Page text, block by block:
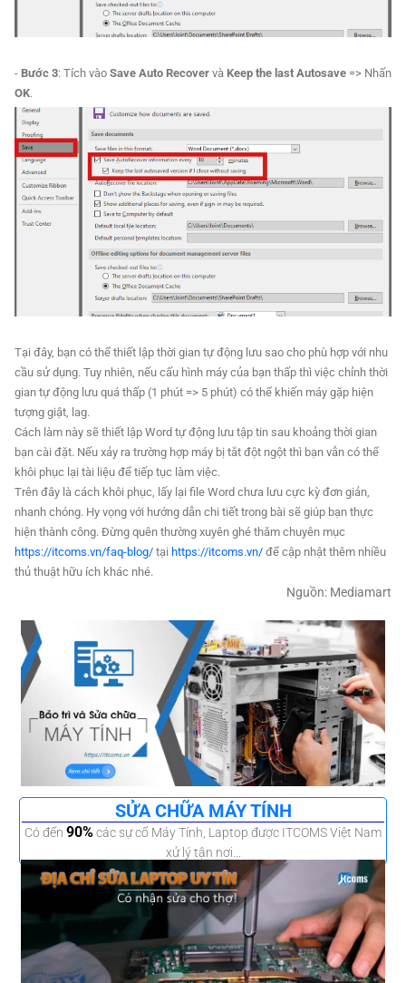
- Bước 3: Tích vào Save Auto Recover và Keep the last Autosave => Nhấn
OK.
Tại đây, bạn có thể thiết lập thời gian tự động lưu sao cho phù hợp với nhu
cầu sử dụng. Tuy nhiên, nếu cấu hình máy của bạn thấp thì việc chỉnh thời
gian tự động lưu quá thấp (1 phút => 5 phút) có thể khiến máy gặp hiện
tượng giật, lag.
Cách làm này sẽ thiết lập Word tự động lưu tập tin sau khoảng thời gian
bạn cài đặt. Nếu xảy ra trường hợp máy bị tắt đột ngột thì bạn vẫn có thể
khôi phục lại tài liệu để tiếp tục làm việc.
Trên đây là cách khôi phục, lấy lại file Word chưa lưu cực kỳ đơn giản,
nhanh chóng. Hy vọng với hướng dẫn chi tiết trong bài sẽ giúp bạn thực
hiện thành công. Đừng quên thường xuyên ghé thăm chuyên mục
https://itcoms.vn/faq-blog/ tại https://itcoms.vn/ để cập nhật thêm nhiều
thủ thuật hữu ích khác nhé.
Nguồn: Mediamart
SỬA CHỮA MÁY TÍNH
Có đến 90%các sự cố Máy Tính, Laptop được ITCOMS Việt Nam
xử lý tận nơi...